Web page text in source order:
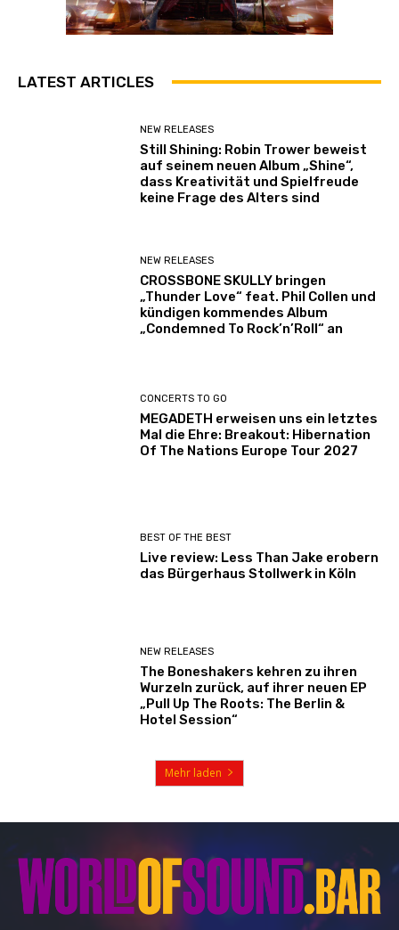
LATEST ARTICLES
NEW RELEASES
Still Shining: Robin Trower beweist
auf seinem neuen Album „Shine“,
dass Kreativität und Spielfreude
keine Frage des Alters sind
NEW RELEASES
CROSSBONE SKULLY bringen
„Thunder Love“ feat. Phil Collen und
kündigen kommendes Album
„Condemned To Rock’n’Roll“ an
CONCERTS TO GO
MEGADETH erweisen uns ein letztes
Mal die Ehre: Breakout: Hibernation
Of The Nations Europe Tour 2027
BEST OF THE BEST
Live review: Less Than Jake erobern
das Bürgerhaus Stollwerk in Köln
NEW RELEASES
The Boneshakers kehren zu ihren
Wurzeln zurück, auf ihrer neuen EP
„Pull Up The Roots: The Berlin &
Hotel Session“
Mehr laden